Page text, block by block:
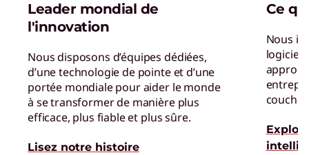
Réinventer la productivité de la
main-d'œuvre
Obtenez les dernières informations et les
meilleures pratiques.
Leader mondial de
l'innovation
Nous disposons d’équipes dédiées,
d’une technologie de pointe et d’une
portée mondiale pour aider le monde
à se transformer de manière plus
efficace, plus fiable et plus sûre.
Lisez notre histoire
Ce
Nous
couche